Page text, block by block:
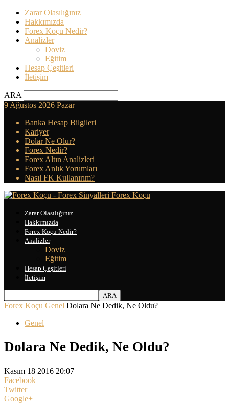
Zarar Olasılığınız
Hakkımızda
Forex Koçu Nedir?
Analizler
Doviz
Eğitim
Hesap Çeşitleri
İletişim
ARA
9 Ağustos 2026 Pazar
Banka Hesap Bilgileri
Kariyer
Dolar Ne Olur?
Forex Nedir?
Forex Altın Analizleri
Forex Anlık Yorumları
Nasıl FK Kullanırım?
Forex Koçu
Zarar Olasılığınız
Hakkımızda
Forex Koçu Nedir?
Analizler
Doviz
Eğitim
Hesap Çeşitleri
İletişim
Forex Koçu Genel Dolara Ne Dedik, Ne Oldu?
Genel
Dolara Ne Dedik, Ne Oldu?
Kasım 18 2016 20:07
Facebook
Twitter
Google+